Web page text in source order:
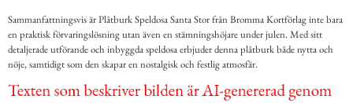
Sammanfattningsvis är Plåtburk Speldosa Santa Stor från Bromma Kortförlag inte bara
en praktisk förvaringslösning utan även en stämningshöjare under julen. Med sitt
detaljerade utförande och inbyggda speldosa erbjuder denna plåtburk både nytta och
nöje, samtidigt som den skapar en nostalgisk och festlig atmosfär.